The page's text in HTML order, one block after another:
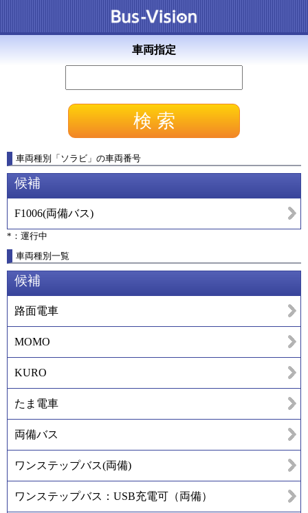
車両指定
車両種別 「 ソラビ 」 の車両番号
候補
F1006(両備バス)
*：運行中
車両種別一覧
候補
路面電車
MOMO
KURO
たま電車
両備バス
ワンステップバス(両備)
ワンステップバス：USB充電可（両備）